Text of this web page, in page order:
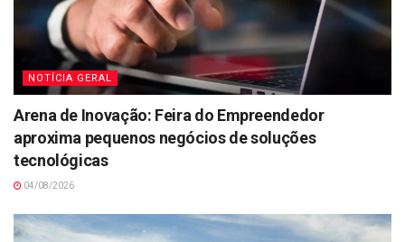
NOTÍCIA GERAL
Arena de Inovação: Feira do Empreendedor
aproxima pequenos negócios de soluções
tecnológicas
04/08/2026